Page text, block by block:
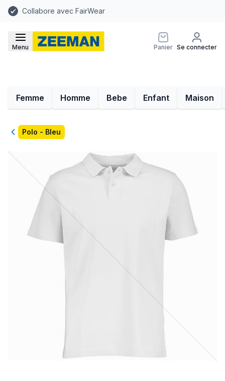
Collabore avec FairWear
Menu Panier Se connecter
Femme Homme Bebe Enfant Maison
RetourPolo - Bleu